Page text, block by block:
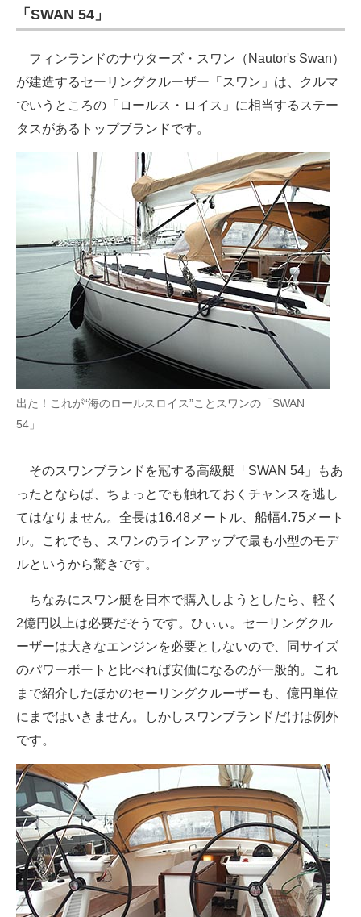
「SWAN 54」
フィンランドのナウターズ・スワン（Nautor's Swan）
が建造するセーリングクルーザー「スワン」は、クルマ
でいうところの「ロールス・ロイス」に相当するステー
タスがあるトップブランドです。
出た！これが“海のロールスロイス”ことスワンの「SWAN
54」
そのスワンブランドを冠する高級艇「SWAN 54」もあ
ったとならば、ちょっとでも触れておくチャンスを逃し
てはなりません。全長は16.48メートル、船幅4.75メート
ル。これでも、スワンのラインアップで最も小型のモデ
ルというから驚きです。
ちなみにスワン艇を日本で購入しようとしたら、軽く
2億円以上は必要だそうです。ひぃぃ。セーリングクル
ーザーは大きなエンジンを必要としないので、同サイズ
のパワーボートと比べれば安価になるのが一般的。これ
まで紹介したほかのセーリングクルーザーも、億円単位
にまではいきません。しかしスワンブランドだけは例外
です。